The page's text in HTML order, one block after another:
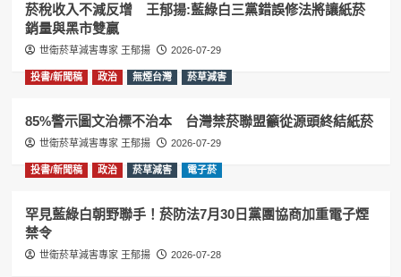
菸稅收入不減反增 王郁揚:藍綠白三黨錯誤修法將讓紙菸
銷量與黑市雙贏
世衛菸草減害專家 王郁揚 2026-07-29
投書/新聞稿 政治 無煙台灣 菸草減害
85%警示圖文治標不治本 台灣禁菸聯盟籲從源頭終結紙菸
世衛菸草減害專家 王郁揚 2026-07-29
投書/新聞稿 政治 菸草減害 電子菸
罕見藍綠白朝野聯手！菸防法7月30日黨團協商加重電子煙
禁令
世衛菸草減害專家 王郁揚 2026-07-28